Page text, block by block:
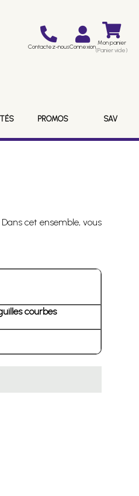
Contactez-nousConnexion Mon panier
(Panier vide)
PROMOS SAV
cet ensemble, vous
courbes